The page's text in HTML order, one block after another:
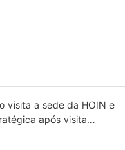
visita a sede da HOIN e
após visita